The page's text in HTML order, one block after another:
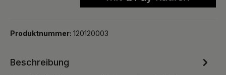
Produktnummer: 120120003
Beschreibung